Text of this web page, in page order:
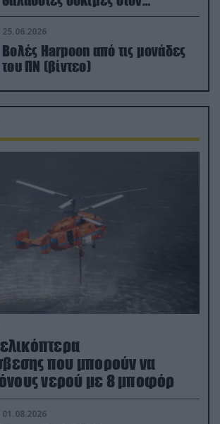
απαιτητικό Βισκαϊκό
25.06.2026
Βολές Harpoon από τις μονάδες
του ΠΝ (βίντεο)
που μπορούν να
νερού με 8 μποφόρ
01.08.2026